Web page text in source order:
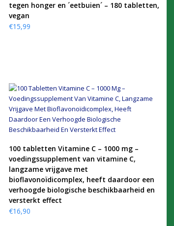
tegen honger en ´eetbuien´ – 180 tabletten,
vegan
€15,99
KOOP PRODUCT
100 tabletten Vitamine C – 1000 mg –
voedingssupplement van vitamine C,
langzame vrijgave met
bioflavonoïdicomplex, heeft daardoor een
verhoogde biologische beschikbaarheid en
versterkt effect
€16,90